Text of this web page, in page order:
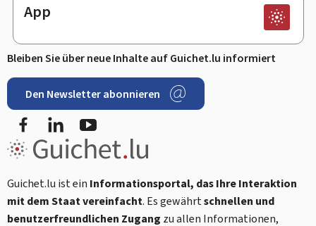
App
Bleiben Sie über neue Inhalte auf Guichet.lu informiert
Den Newsletter abonnieren
FacebookLinkedIn
Guichet.lu ist ein Informationsportal, das Ihre Interaktion
mit dem Staat vereinfacht. Es gewährtschnellen und
benutzerfreundlichen Zugang zu allen Informationen,